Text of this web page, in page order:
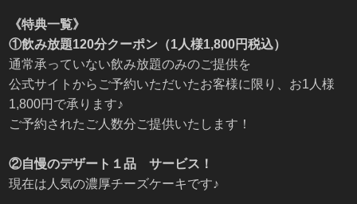
《特典一覧》
①飲み放題120分クーポン（1人様1,800円税込）
通常承っていない飲み放題のみのご提供を
公式サイトからご予約いただいたお客様に限り、お1人様
1,800円で承ります♪
ご予約されたご人数分ご提供いたします！
②自慢のデザート１品 サービス！
現在は人気の濃厚チーズケーキです♪